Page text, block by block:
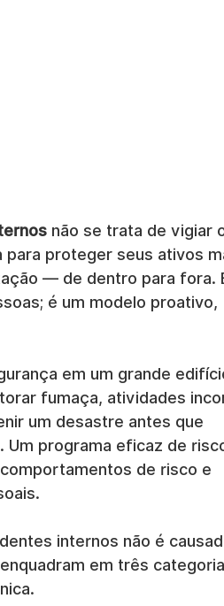
não se trata de vigiar
proteger seus ativos
— de dentro para fora.
é um modelo proativo,
em um grande
fumaça, atividades
um desastre antes que
programa eficaz de
de risco e
internos não é
em três